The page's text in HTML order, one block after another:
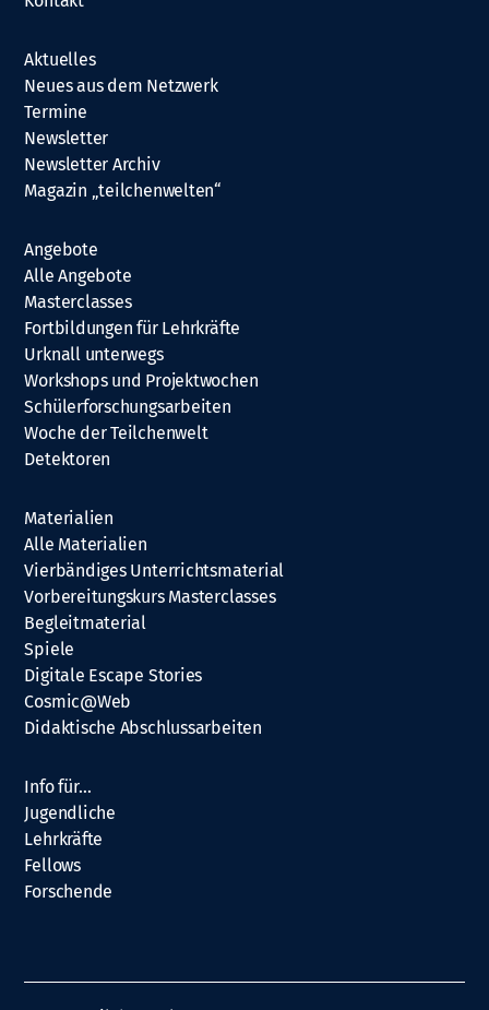
Aktuelles
Neues aus dem Netzwerk
Termine
Newsletter
Newsletter Archiv
Magazin „teilchenwelten“
Angebote
Alle Angebote
Masterclasses
Fortbildungen für Lehrkräfte
Urknall unterwegs
Workshops und Projektwochen
Schülerforschungsarbeiten
Woche der Teilchenwelt
Detektoren
Materialien
Alle Materialien
Vierbändiges Unterrichtsmaterial
Vorbereitungskurs Masterclasses
Begleitmaterial
Spiele
Digitale Escape Stories
Cosmic@Web
Didaktische Abschlussarbeiten
Info für…
Jugendliche
Lehrkräfte
Fellows
Forschende